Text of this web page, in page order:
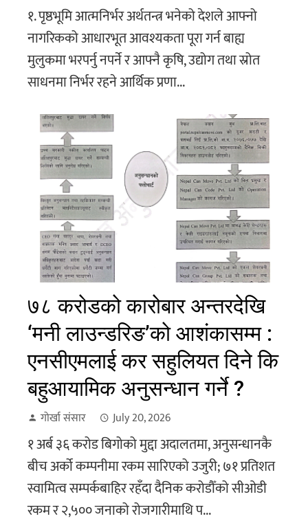
१. पृष्ठभूमि आत्मनिर्भर अर्थतन्त्र भनेको देशले आफ्नो
नागरिकको आधारभूत आवश्यकता पूरा गर्न बाह्य
मुलुकमा भरपर्नु नपर्ने र आफ्नै कृषि, उद्योग तथा स्रोत
साधनमा निर्भर रहने आर्थिक प्रणा...
७८ करोडको कारोबार अन्तरदेखि
‘मनी लाउन्डरिङ’को आशंकासम्म :
एनसीएमलाई कर सहुलियत दिने कि
बहुआयामिक अनुसन्धान गर्ने ?
गोर्खा संसार July 20, 2026
१ अर्ब ३६ करोड बिगोको मुद्दा अदालतमा, अनुसन्धानकै
बीच अर्को कम्पनीमा रकम सारिएको उजुरी; ७१ प्रतिशत
स्वामित्व सम्पर्कबाहिर रहँदा दैनिक करोडौँको सीओडी
रकम र २,५०० जनाको रोजगारीमाथि प...